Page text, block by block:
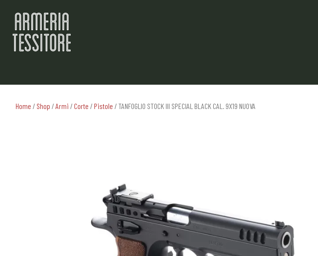
Home / Shop /Armi /Corte /Pistole / TANFOGLIO STOCK III SPECIAL BLACK CAL. 9X19 NUOVA